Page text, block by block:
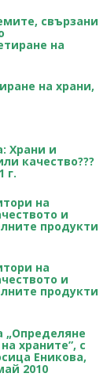
свързани
на
на храни,
Храни и
качество???
г.
на
и
продукти
на
и
продукти
храните”, с
Еникова,
2010